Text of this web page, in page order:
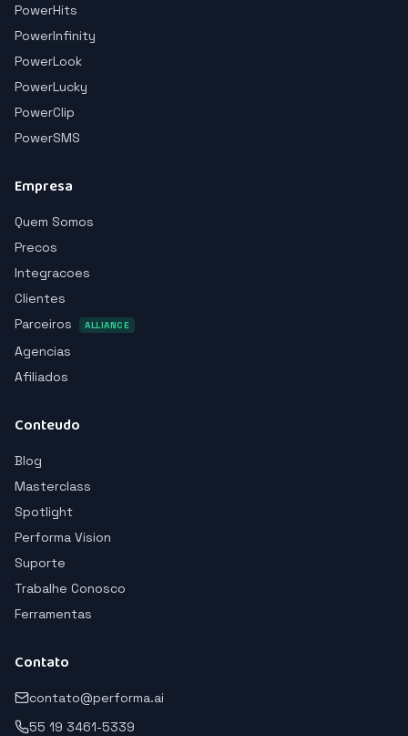
PowerHits
PowerInfinity
PowerLook
PowerLucky
PowerClip
PowerSMS
Empresa
Quem Somos
Precos
Integracoes
Clientes
Parceiros
ALLIANCE
Agencias
Afiliados
Conteudo
Blog
Masterclass
Spotlight
Performa Vision
Suporte
Trabalhe Conosco
Ferramentas
Contato
contato@performa.ai
55 19 3461-5339